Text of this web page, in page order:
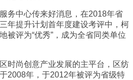
中心传来好消息，在2018年省
年提升计划首年度建设考评中，柯
被评为“优秀”，成为全省同类单位
尚创意产业发展的主平台，区纺
2008年，于2012年被评为省级特